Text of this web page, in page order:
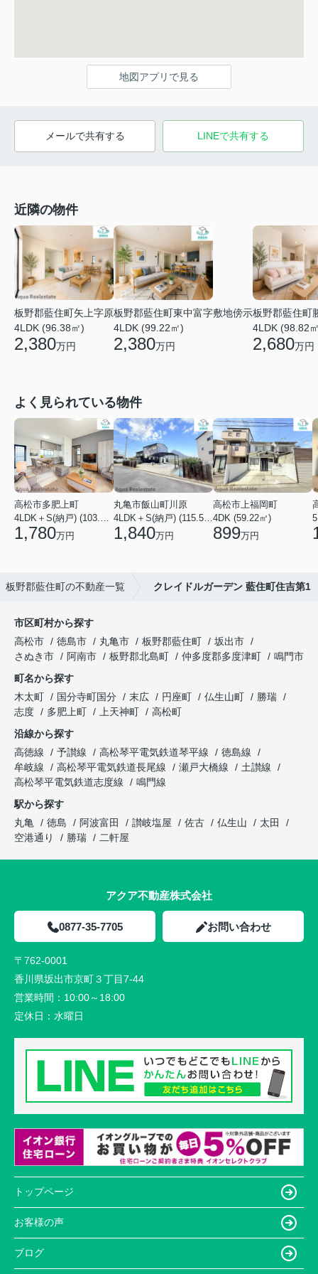
地図アプリで見る
メールで共有する LINEで共有する
近隣の物件
板野郡藍住町矢上字原
4LDK (96.38㎡)
2,380万円
板野郡藍住町東中富字敷地傍示
4LDK (99.22㎡)
2,380万円
板野郡藍住町
4LDK (98.82
2,680万円
よく見られている物件
高松市多肥上町
4LDK＋S(納戸) (103.51㎡)
1,780万円
丸亀市飯山町川原
4LDK＋S(納戸) (115.52㎡)
1,840万円
高松市上福岡町
4DK (59.22㎡)
899万円
板野郡藍住町の不動産一覧 クレイドルガーデン 藍住町住吉第1
市区町村から探す
高松市
徳島市 丸亀市 板野郡藍住町
坂出市
さぬき市
阿南市 板野郡北島町 仲多度郡多度津町
鳴門市
町名から探す
木太町
国分寺町国分 末広 円座町 仏生山町
勝瑞
志度
多肥上町 上天神町
高松町
沿線から探す
高徳線
予讃線 高松琴平電気鉄道琴平線
徳島線
牟岐線
高松琴平電気鉄道長尾線 瀬戸大橋線
土讃線
高松琴平電気鉄道志度線
鳴門線
駅から探す
丸亀
徳島 阿波富田 讃岐塩屋 佐古 仏生山
太田
空港通り
勝瑞 二軒屋
アクア不動産株式会社
0877-35-7705 お問い合わせ
〒762-0001
香川県坂出市京町３丁目7-44
営業時間： 10:00～18:00
定休日： 水曜日
トップページ
お客様の声
ブログ